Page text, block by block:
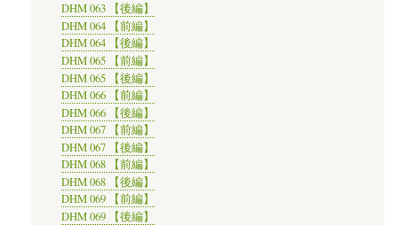
DHM 063 【後編】
DHM 064 【前編】
DHM 064 【後編】
DHM 065 【前編】
DHM 065 【後編】
DHM 066 【前編】
DHM 066 【後編】
DHM 067 【前編】
DHM 067 【後編】
DHM 068 【前編】
DHM 068 【後編】
DHM 069 【前編】
DHM 069 【後編】